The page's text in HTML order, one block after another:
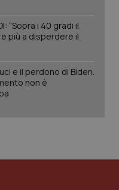
“Sopra i 40 gradi il
più a disperdere il
e il perdono di Biden.
non è
PHP.net
www.quotidianosanita.it